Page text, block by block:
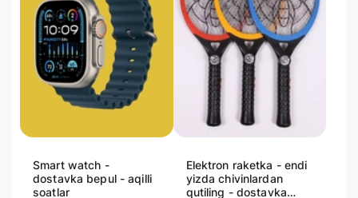
Smart watch -
dostavka bepul - aqilli
soatlar
Elektron raketka - endi
yizda chivinlardan
qutiling - dostavka